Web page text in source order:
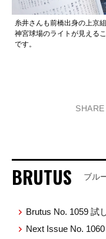
糸井さんも前橋出身の上京
神宮球場のライトが見える
です。
SHARE
BRUTUS ブル
Brutus No. 1059 試
Next Issue No.